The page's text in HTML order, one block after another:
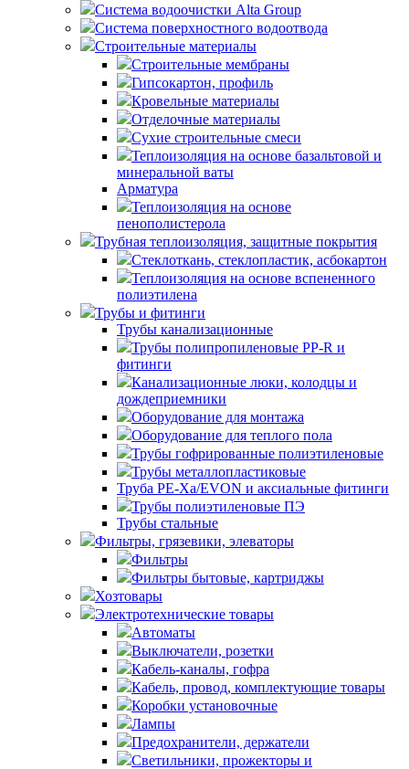
Система водоочистки Alta Group
Система поверхностного водоотвода
Строительные материалы
Строительные мембраны
Гипсокартон, профиль
Кровельные материалы
Отделочные материалы
Сухие строительные смеси
Теплоизоляция на основе базальтовой и
минеральной ваты
Арматура
Теплоизоляция на основе
пенополистерола
Трубная теплоизоляция, защитные покрытия
Стеклоткань, стеклопластик, асбокартон
Теплоизоляция на основе вспененного
полиэтилена
Трубы и фитинги
Трубы канализационные
Трубы полипропиленовые PP-R и
фитинги
Канализационные люки, колодцы и
дождеприемники
Оборудование для монтажа
Оборудование для теплого пола
Трубы гофрированные полиэтиленовые
Трубы металлопластиковые
Труба PE-Xa/EVON и аксиальные фитинги
Трубы полиэтиленовые ПЭ
Трубы стальные
Фильтры, грязевики, элеваторы
Фильтры
Фильтры бытовые, картриджы
Хозтовары
Электротехнические товары
Автоматы
Выключатели, розетки
Кабель-каналы, гофра
Кабель, провод, комплектующие товары
Коробки установочные
Лампы
Предохранители, держатели
Светильники, прожекторы и